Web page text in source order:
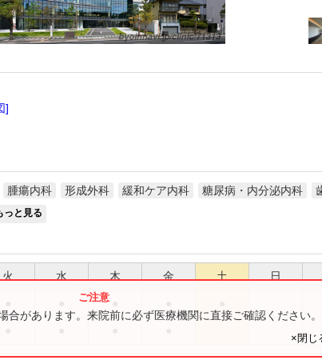
]
腫瘍内科 形成外科 緩和ケア内科 糖尿病・内分泌内科
っと見る
火 水 木 金 土 日
合があります。来院前に必ず医療機関に直接ご確認ください。
×閉じ